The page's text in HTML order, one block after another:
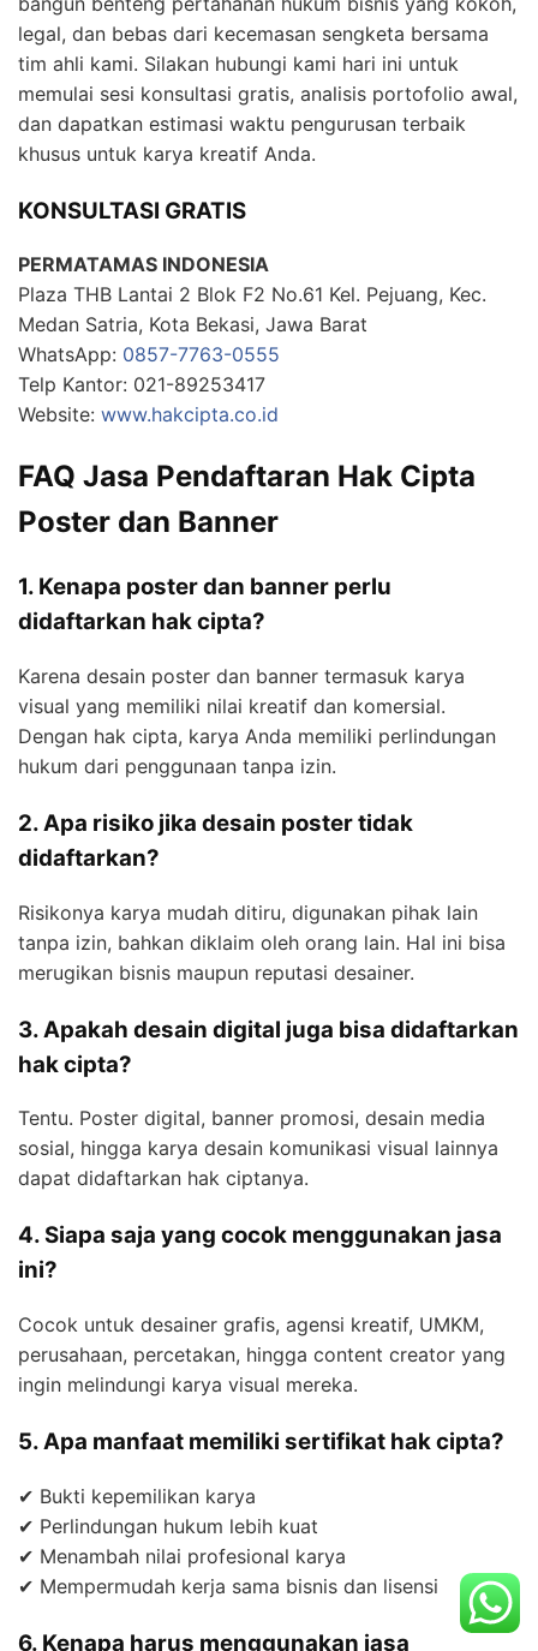
legal, dan bebas dari kecemasan sengketa bersama
tim ahli kami. Silakan hubungi kami hari ini untuk
memulai sesi konsultasi gratis, analisis portofolio awal,
dan dapatkan estimasi waktu pengurusan terbaik
khusus untuk karya kreatif Anda.
KONSULTASI GRATIS
PERMATAMAS INDONESIA
Plaza THB Lantai 2 Blok F2 No.61 Kel. Pejuang, Kec.
Medan Satria, Kota Bekasi, Jawa Barat
WhatsApp: 0857-7763-0555
Telp Kantor: 021-89253417
Website: www.hakcipta.co.id
FAQ Jasa Pendaftaran Hak Cipta
Poster dan Banner
1. Kenapa poster dan banner perlu
didaftarkan hak cipta?
Karena desain poster dan banner termasuk karya
visual yang memiliki nilai kreatif dan komersial.
Dengan hak cipta, karya Anda memiliki perlindungan
hukum dari penggunaan tanpa izin.
2. Apa risiko jika desain poster tidak
didaftarkan?
Risikonya karya mudah ditiru, digunakan pihak lain
tanpa izin, bahkan diklaim oleh orang lain. Hal ini bisa
merugikan bisnis maupun reputasi desainer.
3. Apakah desain digital juga bisa didaftarkan
hak cipta?
Tentu. Poster digital, banner promosi, desain media
sosial, hingga karya desain komunikasi visual lainnya
dapat didaftarkan hak ciptanya.
4. Siapa saja yang cocok menggunakan jasa
ini?
Cocok untuk desainer grafis, agensi kreatif, UMKM,
perusahaan, percetakan, hingga content creator yang
ingin melindungi karya visual mereka.
5. Apa manfaat memiliki sertifikat hak cipta?
✔ Bukti kepemilikan karya
✔ Perlindungan hukum lebih kuat
✔ Menambah nilai profesional karya
✔ Mempermudah kerja sama bisnis dan lisensi
6. Kenapa harus menggunakan jasa